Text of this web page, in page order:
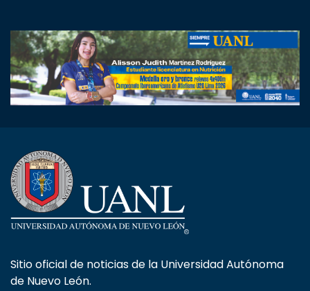
Sitio oficial de noticias de la Universidad Autónoma
de Nuevo León.